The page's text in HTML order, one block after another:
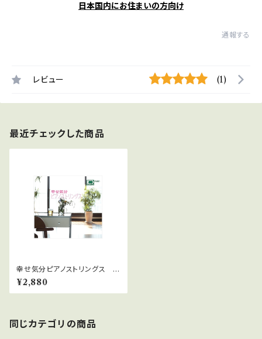
日本国内にお住まいの方向け
通報する
レビュー (1)
最近チェックした商品
幸せ気分ピアノストリングス W
AVファイルダウンロード版
¥2,880
同じカテゴリの商品